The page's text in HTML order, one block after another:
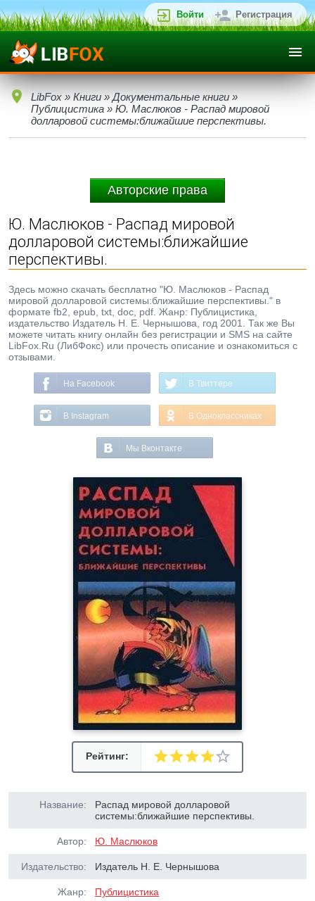
Войти Регистрация
LibFox » Книги » Документальные книги »
Публицистика » Ю. Маслюков - Распад мировой
долларовой системы:ближайшие перспективы.
Авторские права
Ю. Маслюков - Распад мировой
долларовой системы:ближайшие
перспективы.
Здесь можно скачать бесплатно "Ю. Маслюков - Распад
мировой долларовой системы:ближайшие перспективы." в
формате fb2, epub, txt, doc, pdf. Жанр: Публицистика,
издательство Издатель Н. Е. Чернышова, год 2001. Так же Вы
можете читать книгу онлайн без регистрации и SMS на сайте
LibFox.Ru (ЛибФокс) или прочесть описание и ознакомиться с
отзывами.
На Facebook В Твиттере
В Instagram В Одноклассниках
Мы Вконтакте
Рейтинг:
Название:
Распад мировой долларовой
системы:ближайшие перспективы.
Автор: Ю. Маслюков
Издательство: Издатель Н. Е. Чернышова
Жанр: Публицистика